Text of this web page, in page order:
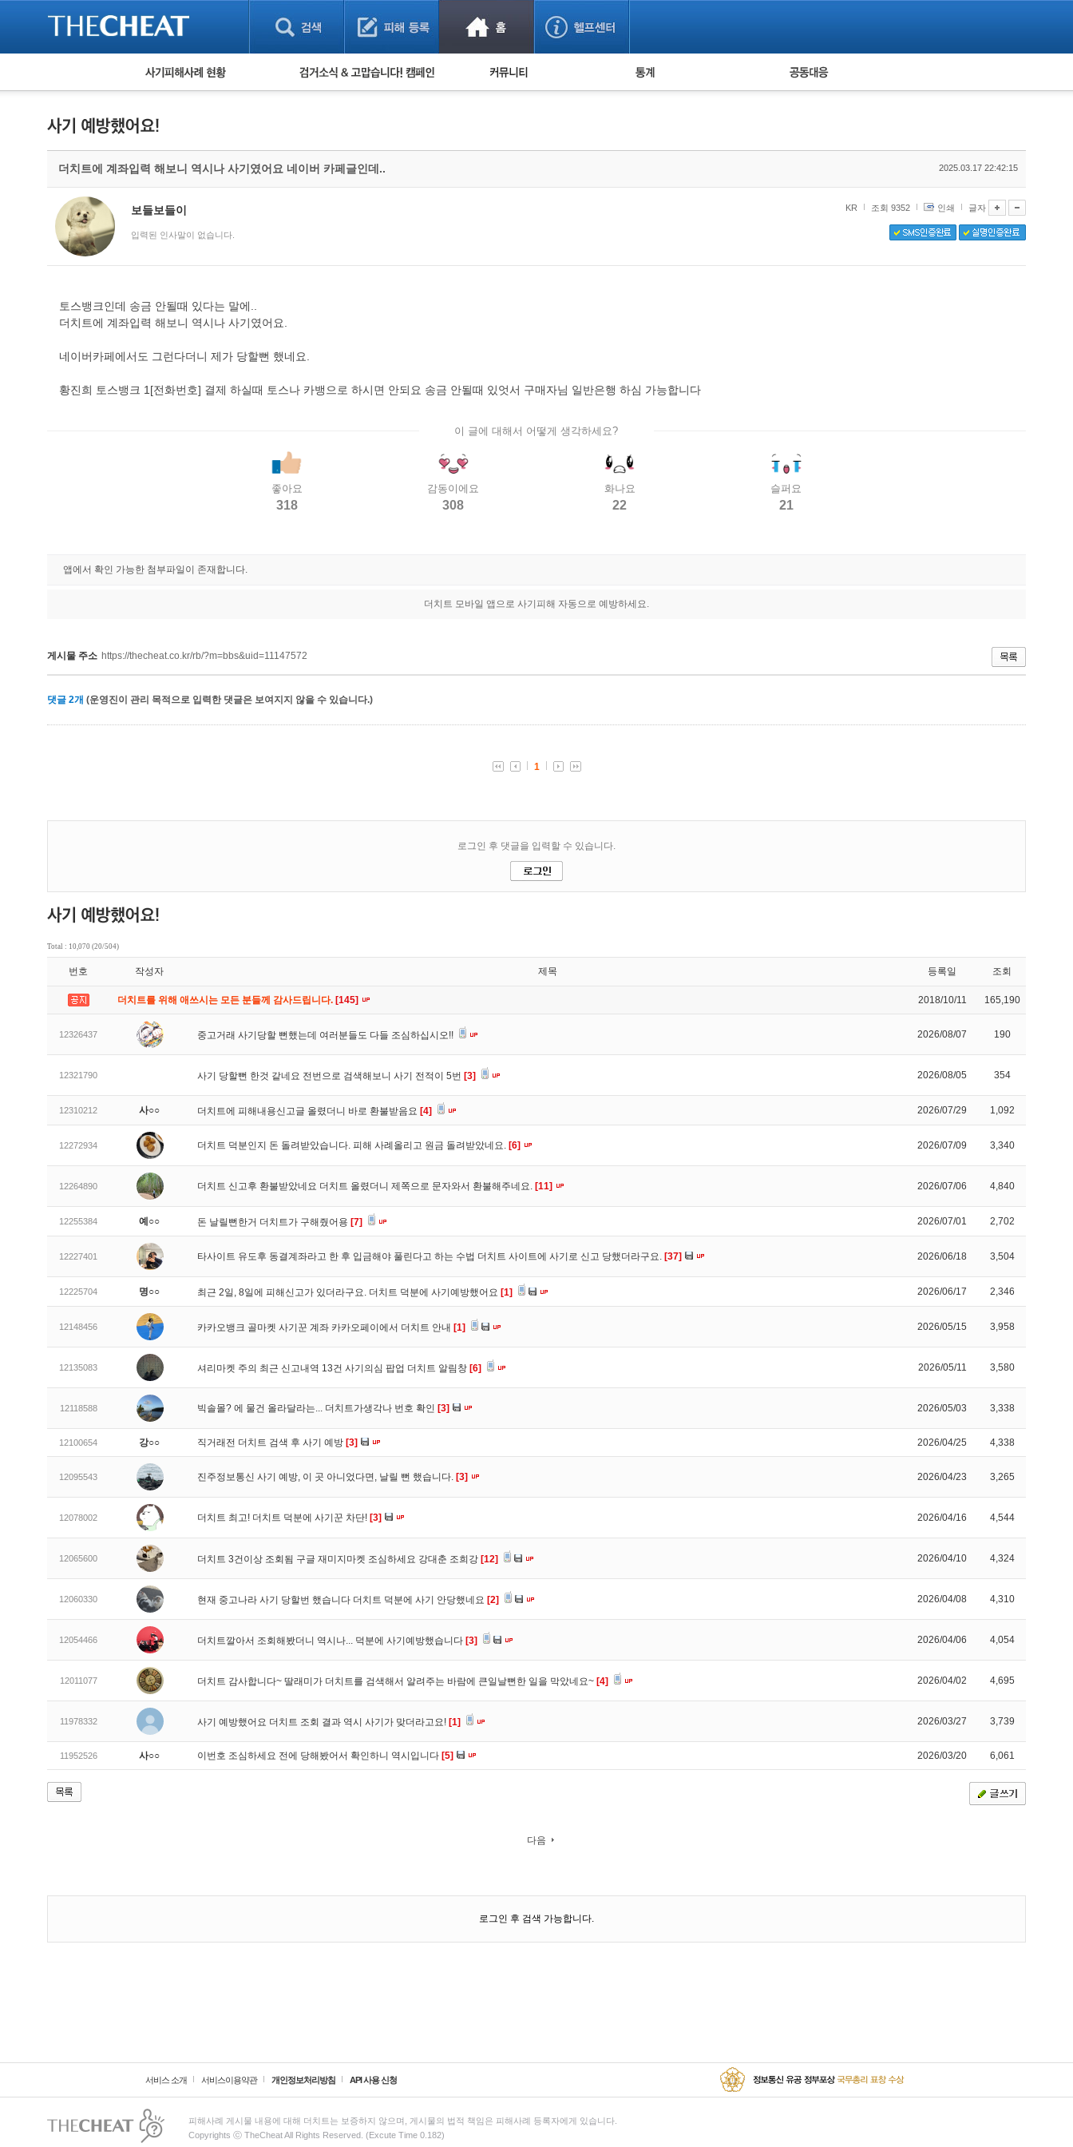
피해사례 현황
게임 · 비실물 피해사례
보이스피싱 피해사례
유해사이트 목록
비공개 피해사례
검거 소식 사기 예방했어요! 누적 피해사례 통계 피해자 공동대응
더치트에 계좌입력 해보니 역시나 사기였어요 네이버 카페글인데.. 2025.03.17 22:42:15
보들보들이
입력된 인사말이 없습니다.
KR 조회 9352 인쇄 글자
토스뱅크인데 송금 안될때 있다는 말에..
더치트에 계좌입력 해보니 역시나 사기였어요.
네이버카페에서도 그런다더니 제가 당할뻔 했네요.
황진희 토스뱅크 1[전화번호] 결제 하실때 토스나 카뱅으로 하시면 안되요 송금 안될때 있엇서 구매자님 일반은행 하심 가능합니다
이 글에 대해서 어떻게 생각하세요?
좋아요
318
감동이에요
308
화나요
22
슬퍼요
21
앱에서 확인 가능한 첨부파일이 존재합니다.
더치트 모바일 앱으로 사기피해 자동으로 예방하세요.
게시물 주소 https://thecheat.co.kr/rb/?m=bbs&uid=11147572
댓글 2개 (운영진이 관리 목적으로 입력한 댓글은 보여지지 않을 수 있습니다.)
Total : 10,070 (20/504)
번호 작성자 제목 등록일 조회
더치트를 위해 애쓰시는 모든 분들께 감사드립니다. [145] 2018/10/11 165,190
12326437 중고거래 사기당할 뻔했는데 여러분들도 다들 조심하십시오!! 2026/08/07 190
12321790 사기 당할뻔 한것 같네요 전번으로 검색해보니 사기 전적이 5번 [3] 2026/08/05 354
12310212 사○○ 더치트에 피해내용신고글 올렸더니 바로 환불받음요 [4] 2026/07/29 1,092
12272934 더치트 덕분인지 돈 돌려받았습니다. 피해 사례올리고 원금 돌려받았네요. [6] 2026/07/09 3,340
12264890 더치트 신고후 환불받았네요 더치트 올렸더니 제쪽으로 문자와서 환불해주네요. [11] 2026/07/06 4,840
12255384 예○○ 돈 날릴뻔한거 더치트가 구해줬어용 [7] 2026/07/01 2,702
12227401 타사이트 유도후 동결계좌라고 한 후 입금해야 풀린다고 하는 수법 더치트 사이트에 사기로 신고 당했더라구요. [37] 2026/06/18 3,504
12225704 명○○ 최근 2일, 8일에 피해신고가 있더라구요. 더치트 덕분에 사기예방했어요 [1] 2026/06/17 2,346
12148456 카카오뱅크 골마켓 사기꾼 계좌 카카오페이에서 더치트 안내 [1] 2026/05/15 3,958
12135083 셔리마켓 주의 최근 신고내역 13건 사기의심 팝업 더치트 알림창 [6] 2026/05/11 3,580
12118588 빅솔몰? 에 물건 올라달라는... 더치트가생각나 번호 확인 [3] 2026/05/03 3,338
12100654 강○○ 직거래전 더치트 검색 후 사기 예방 [3] 2026/04/25 4,338
12095543 진주정보통신 사기 예방, 이 곳 아니었다면, 날릴 뻔 했습니다. [3] 2026/04/23 3,265
12078002 더치트 최고! 더치트 덕분에 사기꾼 차단! [3] 2026/04/16 4,544
12065600 더치트 3건이상 조회됨 구글 재미지마켓 조심하세요 강대춘 조희강 [12] 2026/04/10 4,324
12060330 현재 중고나라 사기 당할번 했습니다 더치트 덕분에 사기 안당했네요 [2] 2026/04/08 4,310
12054466 더치트깔아서 조회해봤더니 역시나... 덕분에 사기예방했습니다 [3] 2026/04/06 4,054
12011077 더치트 감사합니다~ 딸래미가 더치트를 검색해서 알려주는 바람에 큰일날뻔한 일을 막았네요~ [4] 2026/04/02 4,695
11978332 사기 예방했어요 더치트 조회 결과 역시 사기가 맞더라고요! [1] 2026/03/27 3,739
11952526 사○○ 이번호 조심하세요 전에 당해봤어서 확인하니 역시입니다 [5] 2026/03/20 6,061
다음
로그인 후 검색 가능합니다.
서비스 소개 서비스이용약관 개인정보처리방침 API 사용 신청
피해사례 게시물 내용에 대해 더치트는 보증하지 않으며, 게시물의 법적 책임은 피해사례 등록자에게 있습니다.
Copyrights ⓒ TheCheat All Rights Reserved. (Excute Time 0.182)